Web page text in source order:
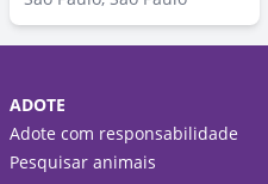
ADOTE
Adote com responsabilidade
Pesquisar animais